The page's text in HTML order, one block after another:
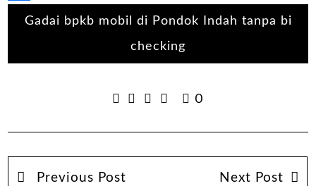
Gadai bpkb mobil di Pondok Indah tanpa bi
checking
0
Previous Post Next Post